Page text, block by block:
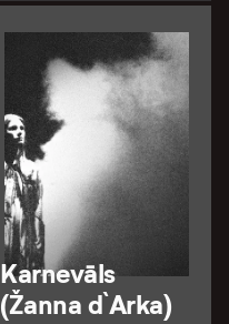
Karnevāls
(Žanna d`Arka)